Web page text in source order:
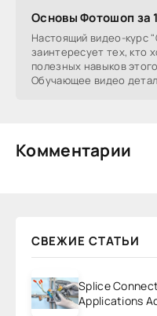
Основы Фотошоп за
Настоящий видео-курс
заинтересует тех, кто
полезных навыков
Обучающее видео
Комментарии
СВЕЖИЕ СТАТЬИ
Splice
Applications